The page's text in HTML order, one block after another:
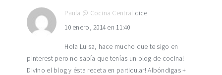
Paula @ Cocina Central dice
10 enero, 2014 en 11:40
Hola Luisa, hace mucho que te sigo en
pinterest pero no sabía que tenías un blog de cocina!
Divino el blog y ésta receta en particular! Albóndigas +